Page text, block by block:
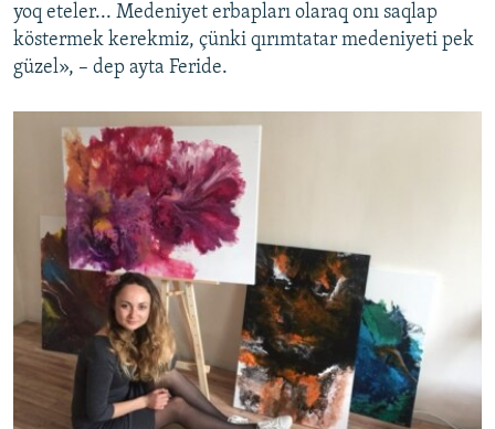
yoq eteler... Medeniyet erbapları olaraq onı saqlap
köstermek kerekmiz, çünki qırımtatar medeniyeti pek
güzel», – dep ayta Feride.